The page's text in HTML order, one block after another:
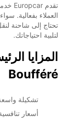
العملاء بفعالية.
تحتاج إلى شاحنة
لتلبية احتياجاتك.
المزايا
Boufféré
تشكيلة
أسعار